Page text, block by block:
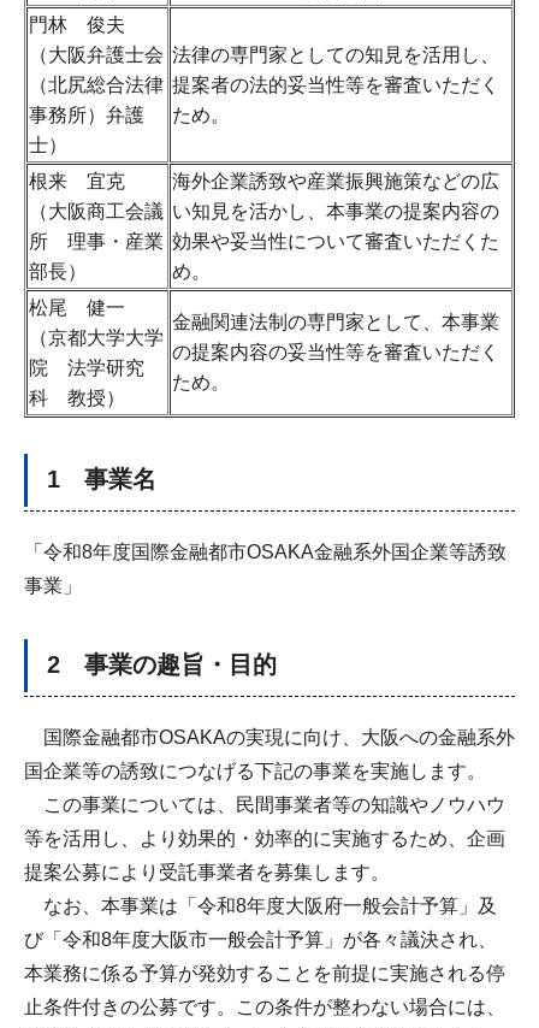
門林 俊夫
（大阪弁護士会
（北尻総合法律
事務所）弁護
士）
法律の専門家としての知見を活用し、
提案者の法的妥当性等を審査いただく
ため。
根来 宜克
（大阪商工会議
所 理事・産業
部長）
海外企業誘致や産業振興施策などの広
い知見を活かし、本事業の提案内容の
効果や妥当性について審査いただくた
め。
松尾 健一
（京都大学大学
院 法学研究
科 教授）
金融関連法制の専門家として、本事業
の提案内容の妥当性等を審査いただく
ため。
1 事業名
「令和8年度国際金融都市OSAKA金融系外国企業等誘致
事業」
2 事業の趣旨・目的
国際金融都市OSAKAの実現に向け、大阪への金融系外
国企業等の誘致につなげる下記の事業を実施します。
この事業については、民間事業者等の知識やノウハウ
等を活用し、より効果的・効率的に実施するため、企画
提案公募により受託事業者を募集します。
なお、本事業は「令和8年度大阪府一般会計予算」及
び「令和8年度大阪市一般会計予算」が各々議決され、
本業務に係る予算が発効することを前提に実施される停
止条件付きの公募です。この条件が整わない場合には、